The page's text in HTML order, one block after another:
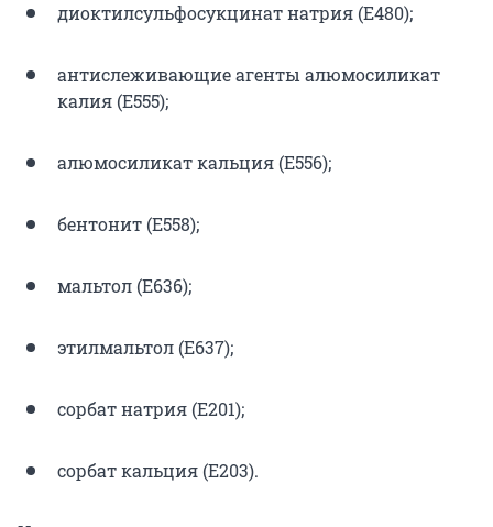
диоктилсульфосукцинат натрия (Е480);
антислеживающие агенты алюмосиликат
калия (E555);
алюмосиликат кальция (Е556);
бентонит (Е558);
мальтол (Е636);
этилмальтол (Е637);
сорбат натрия (Е201);
сорбат кальция (Е203).